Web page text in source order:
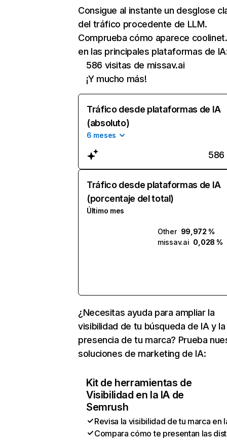
Consigue al instante un desglose
del tráfico procedente de LLM.
Comprueba cómo aparece
en las principales plataformas de
586 visitas de missav.ai
¡Y mucho más!
Tráfico desde plataformas de IA
(absoluto)
6 meses
586
Tráfico desde plataformas de IA
(porcentaje del total)
Último mes
Other 99,972 %
missav.ai 0,028 %
¿Necesitas ayuda para ampliar la
visibilidad de tu búsqueda de IA y la
presencia de tu marca? Prueba
soluciones de marketing de IA:
Kit de herramientas de
Visibilidad en la IA de
Semrush
Revisa la visibilidad de tu marca en
Compara cómo te presentan las